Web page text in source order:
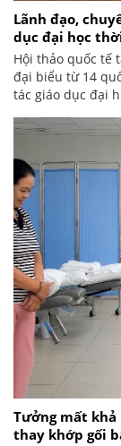
Lãnh đạo,
dục đại học
Hội thảo quốc tế
đại biểu từ 14
tác giáo dục đại
Tưởng mất khả
thay khớp gối